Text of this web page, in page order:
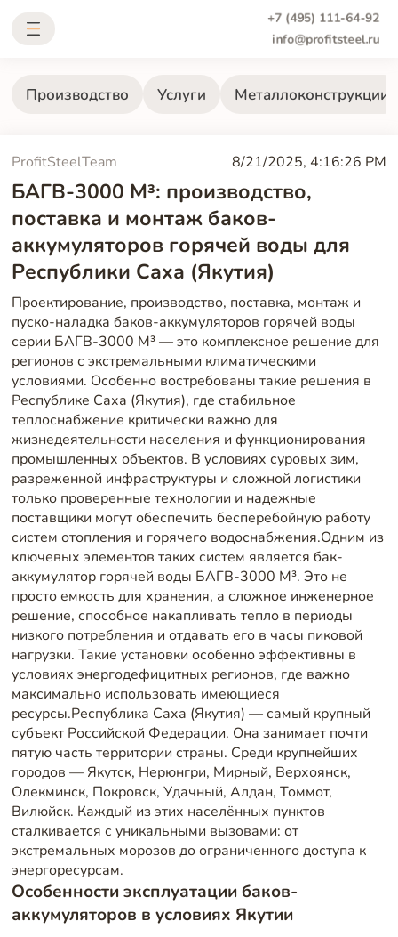
+7 (495) 111-64-92
info@profitsteel.ru
Производство Услуги Металлоконструкции
ProfitSteelTeam 8/21/2025, 4:16:26 PM
БАГВ-3000 М³: производство,
поставка и монтаж баков-
аккумуляторов горячей воды для
Республики Саха (Якутия)
Проектирование, производство, поставка, монтаж и
пуско-наладка баков-аккумуляторов горячей воды
серии БАГВ-3000 М³ — это комплексное решение для
регионов с экстремальными климатическими
условиями. Особенно востребованы такие решения в
Республике Саха (Якутия), где стабильное
теплоснабжение критически важно для
жизнедеятельности населения и функционирования
промышленных объектов. В условиях суровых зим,
разреженной инфраструктуры и сложной логистики
только проверенные технологии и надежные
поставщики могут обеспечить бесперебойную работу
систем отопления и горячего водоснабжения.Одним из
ключевых элементов таких систем является бак-
аккумулятор горячей воды БАГВ-3000 М³. Это не
просто емкость для хранения, а сложное инженерное
решение, способное накапливать тепло в периоды
низкого потребления и отдавать его в часы пиковой
нагрузки. Такие установки особенно эффективны в
условиях энергодефицитных регионов, где важно
максимально использовать имеющиеся
ресурсы.Республика Саха (Якутия) — самый крупный
субъект Российской Федерации. Она занимает почти
пятую часть территории страны. Среди крупнейших
городов — Якутск, Нерюнгри, Мирный, Верхоянск,
Олекминск, Покровск, Удачный, Алдан, Томмот,
Вилюйск. Каждый из этих населённых пунктов
сталкивается с уникальными вызовами: от
экстремальных морозов до ограниченного доступа к
энергоресурсам.
Особенности эксплуатации баков-
аккумуляторов в условиях Якутии